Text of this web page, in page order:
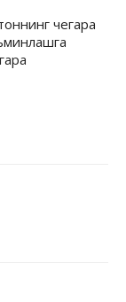
чегара